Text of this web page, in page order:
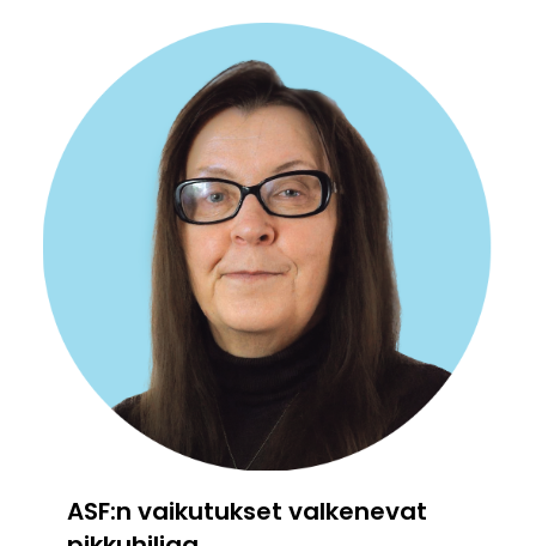
ASF:n vaikutukset valkenevat